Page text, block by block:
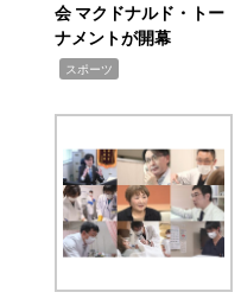
会 マクドナルド・トー
ナメントが開幕
スポーツ